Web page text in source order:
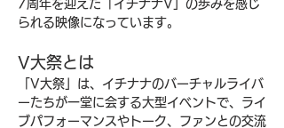
7周年を迎えた「イチナナV」の歩みを感じ
られる映像になっています。
V大祭とは
「V大祭」は、イチナナのバーチャルライバ
ーたちが一堂に会する大型イベントで、ライ
ブパフォーマンスやトーク、ファンとの交流